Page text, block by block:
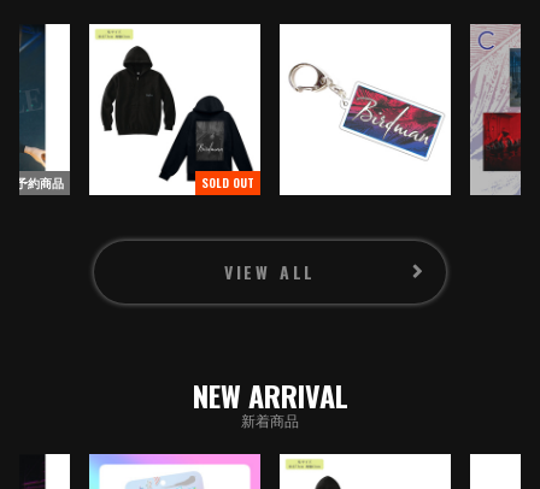
MEDIA
予約商品 SOLD OUT
VIEW ALL
NEW ARRIVAL
新着商品